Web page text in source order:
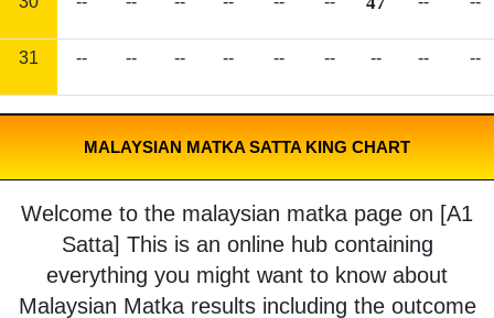
31 -- -- -- -- -- -- -- -- --
MALAYSIAN MATKA SATTA KING CHART
Welcome to the malaysian matka page on [A1
Satta] This is an online hub containing
everything you might want to know about
Malaysian Matka results including the outcome